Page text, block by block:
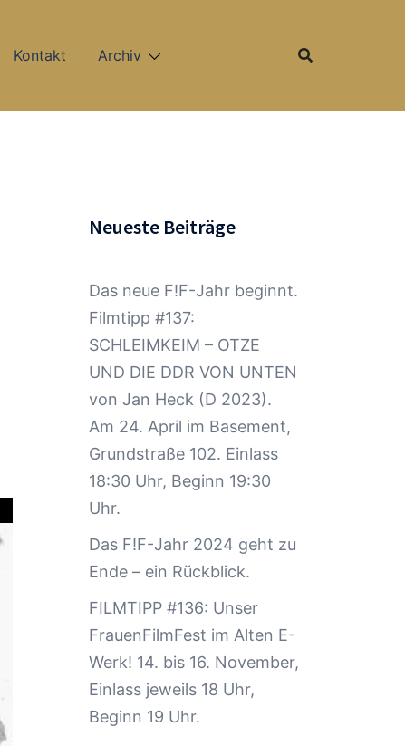
Kontakt Archiv
Neueste Beiträge
Das neue F!F-Jahr beginnt.
Filmtipp #137:
SCHLEIMKEIM – OTZE
UND DIE DDR VON UNTEN
von Jan Heck (D 2023).
Am 24. April im Basement,
Grundstraße 102. Einlass
18:30 Uhr, Beginn 19:30
Uhr.
Das F!F-Jahr 2024 geht zu
Ende – ein Rückblick.
FILMTIPP #136: Unser
FrauenFilmFest im Alten E-
Werk! 14. bis 16. November,
Einlass jeweils 18 Uhr,
Beginn 19 Uhr.